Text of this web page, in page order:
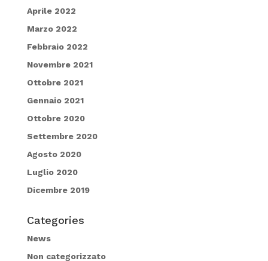
Aprile 2022
Marzo 2022
Febbraio 2022
Novembre 2021
Ottobre 2021
Gennaio 2021
Ottobre 2020
Settembre 2020
Agosto 2020
Luglio 2020
Dicembre 2019
Categories
News
Non categorizzato